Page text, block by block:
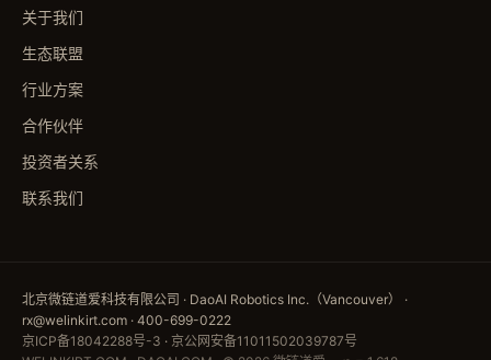
关于我们
生态联盟
行业方案
合作伙伴
投资者关系
联系我们
北京微链道爱科技有限公司 · DaoAI Robotics Inc.（Vancouver） ·
rx@welinkirt.com · 400-699-0222
京ICP备18042288号-3 · 京公网安备11011502039787号